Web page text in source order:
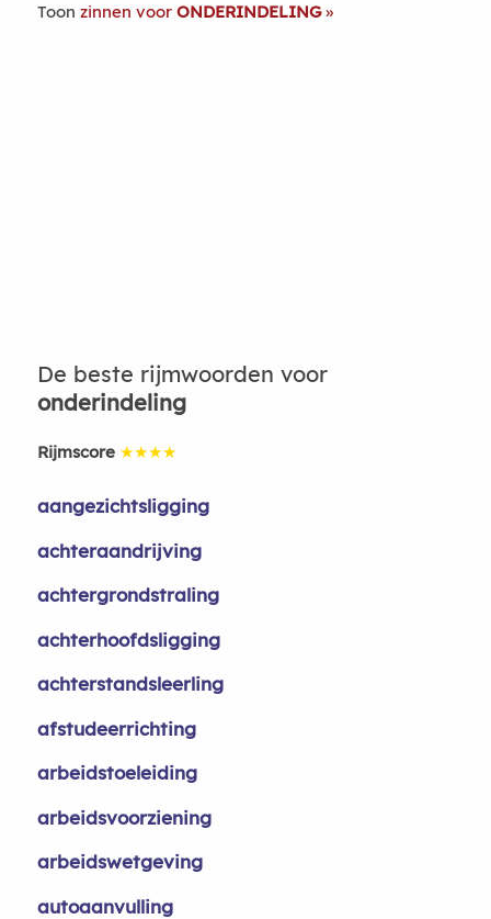
Toon zinnen voor ONDERINDELING
De beste rijmwoorden voor
onderindeling
Rijmscore ★★★★
aangezichtsligging
achteraandrijving
achtergrondstraling
achterhoofdsligging
achterstandsleerling
afstudeerrichting
arbeidstoeleiding
arbeidsvoorziening
arbeidswetgeving
autoaanvulling